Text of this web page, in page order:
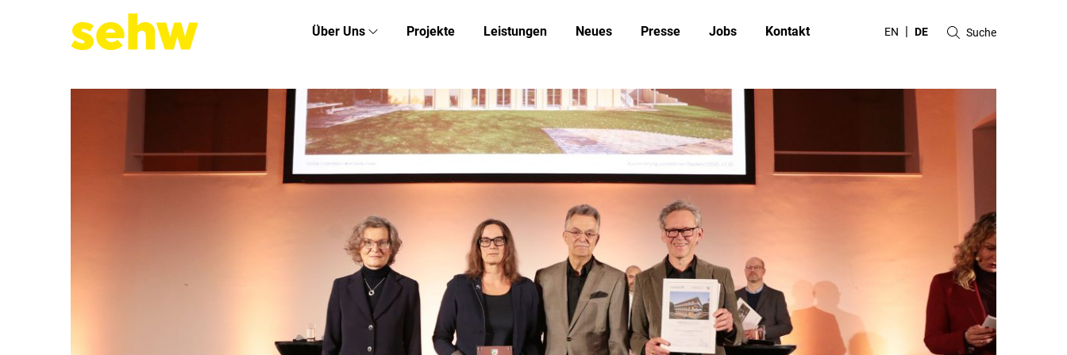
Über Uns Projekte Leistungen Neues Presse Jobs Kontakt EN DE Suche